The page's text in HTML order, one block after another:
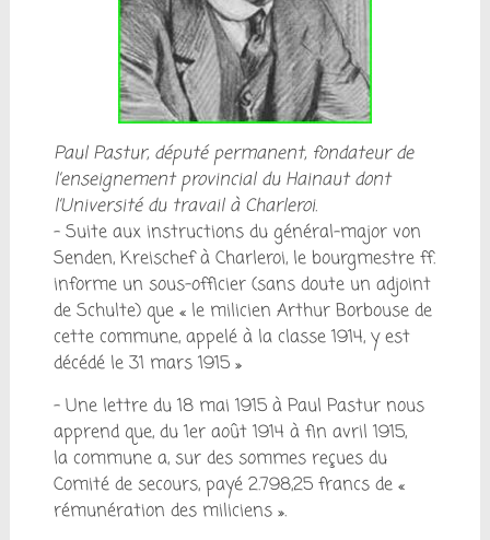
Paul Pastur, député permanent, fondateur de
l’enseignement provincial du Hainaut dont
l’Université du travail à Charleroi.
– Suite aux instructions du général-major von
Senden, Kreischef à Charleroi, le bourgmestre ff.
informe un sous-officier (sans doute un adjoint
de Schulte) que « le milicien Arthur Borbouse de
cette commune, appelé à la classe 1914, y est
décédé le 31 mars 1915 »
– Une lettre du 18 mai 1915 à Paul Pastur nous
apprend que, du 1er août 1914 à fin avril 1915,
la commune a, sur des sommes reçues du
Comité de secours, payé 2.798,25 francs de «
rémunération des miliciens ».